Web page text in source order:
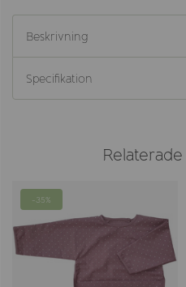
Beskrivning
Specifikation
-35%